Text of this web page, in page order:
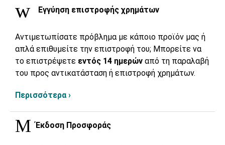
Εγγύηση επιστροφής χρημάτων
Αντιμετωπίσατε πρόβλημα με κάποιο προϊόν μας ή
απλά επιθυμείτε την επιστροφή του; Μπορείτε να
το επιστρέψετε εντός 14 ημερών από τη παραλαβή
του προς αντικατάσταση ή επιστροφή χρημάτων.
Περισσότερα ›
Έκδοση Προσφοράς